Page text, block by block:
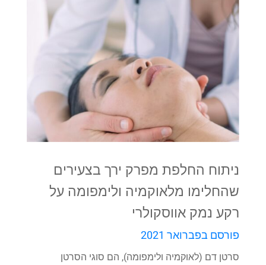
ניתוח החלפת מפרק ירך בצעירים
שהחלימו מלאוקמיה ולימפומה על
רקע נמק אווסקולרי
פורסם בפברואר 2021
סרטן דם (לאוקמיה ולימפומה), הם סוגי הסרטן